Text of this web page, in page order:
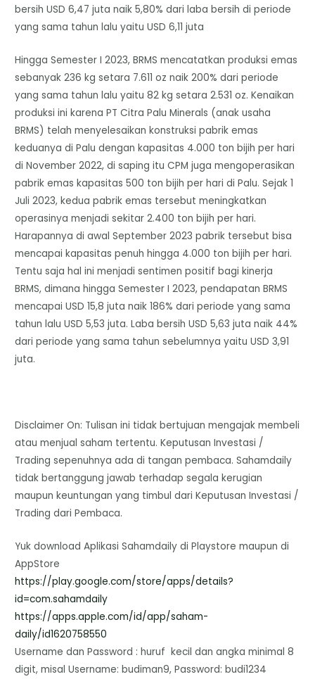
bersih USD 6,47 juta naik 5,80% dari laba bersih di periode
yang sama tahun lalu yaitu USD 6,11 juta
Hingga Semester I 2023, BRMS mencatatkan produksi emas
sebanyak 236 kg setara 7.611 oz naik 200% dari periode
yang sama tahun lalu yaitu 82 kg setara 2.531 oz. Kenaikan
produksi ini karena PT Citra Palu Minerals (anak usaha
BRMS) telah menyelesaikan konstruksi pabrik emas
keduanya di Palu dengan kapasitas 4.000 ton bijih per hari
di November 2022, di saping itu CPM juga mengoperasikan
pabrik emas kapasitas 500 ton bijih per hari di Palu. Sejak 1
Juli 2023, kedua pabrik emas tersebut meningkatkan
operasinya menjadi sekitar 2.400 ton bijih per hari.
Harapannya di awal September 2023 pabrik tersebut bisa
mencapai kapasitas penuh hingga 4.000 ton bijih per hari.
Tentu saja hal ini menjadi sentimen positif bagi kinerja
BRMS, dimana hingga Semester I 2023, pendapatan BRMS
mencapai USD 15,8 juta naik 186% dari periode yang sama
tahun lalu USD 5,53 juta. Laba bersih USD 5,63 juta naik 44%
dari periode yang sama tahun sebelumnya yaitu USD 3,91
juta.
Disclaimer On: Tulisan ini tidak bertujuan mengajak membeli
atau menjual saham tertentu. Keputusan Investasi /
Trading sepenuhnya ada di tangan pembaca. Sahamdaily
tidak bertanggung jawab terhadap segala kerugian
maupun keuntungan yang timbul dari Keputusan Investasi /
Trading dari Pembaca.
Yuk download Aplikasi Sahamdaily di Playstore maupun di
AppStore
https://play.google.com/store/apps/details?
id=com.sahamdaily
https://apps.apple.com/id/app/saham-
daily/id1620758550
Username dan Password : huruf kecil dan angka minimal 8
digit, misal Username: budiman9, Password: budi1234